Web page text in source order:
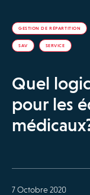
GESTION DE RÉPARTITION
SAV SERVICE
Quel
pour les
7 Octobre 2020